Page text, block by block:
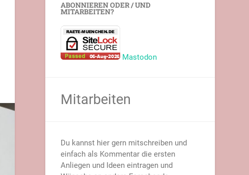
ABONNIEREN ODER / UND
MITARBEITEN?
Mastodon
Mitarbeiten
Du kannst hier gern mitschreiben und
einfach als Kommentar die ersten
Anliegen und Ideen eintragen und